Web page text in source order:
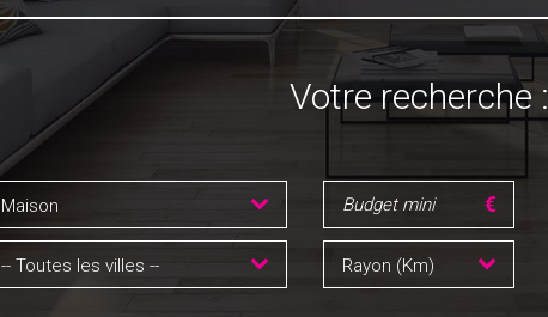
Votre recherche :
Maison
-- Toutes les villes -- Rayon (Km)